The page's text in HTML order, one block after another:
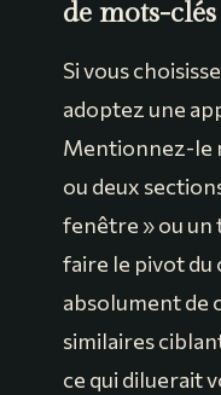
de mots-clés
Si vous
adoptez une
Mentionnez-le
ou deux
fenêtre » ou un
faire le pivot du
absolument de
similaires
ce qui diluerait